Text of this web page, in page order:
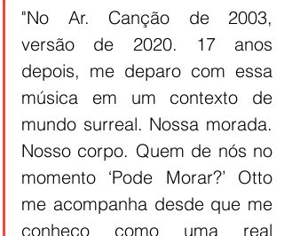
"No Ar. Canção de 2003,
versão de 2020. 17 anos
depois, me deparo com essa
música em um contexto de
mundo surreal. Nossa morada.
Nosso corpo. Quem de nós no
momento ‘Pode Morar?’ Otto
me acompanha desde que me
conheço como uma real